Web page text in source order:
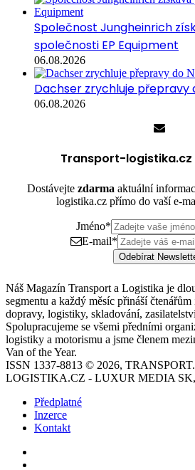
Společnost Jungheinrich
společnosti EP Equipment
06.08.2026
Dachser zrychluje přepravy
06.08.2026
Transport-logistika.cz
Dostávejte zdarma aktuální
logistika.cz přímo do vaší e-
Jméno*
E-mail*
Odebírat
Náš Magazín Transport a Logistika je
segmentu a každý měsíc přináší čtenářům
dopravy, logistiky, skladování,
Spolupracujeme se všemi předními
logistiky a motorismu a jsme členem
Van of the Year.
ISSN 1337-8813 © 2026,
LOGISTIKA.CZ - LUXUR MEDIA SK,
Předplatné
Inzerce
Kontakt